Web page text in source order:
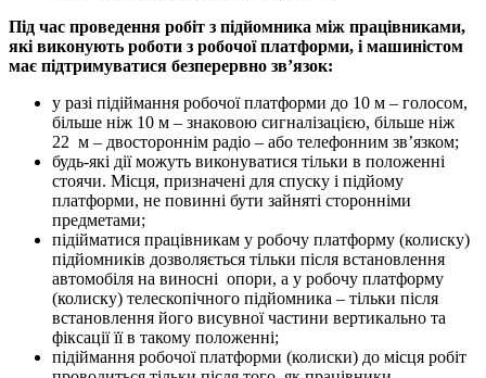
Під час проведення робіт з підйомника між працівниками,
які виконують роботи з робочої платформи, і машиністом
має підтримуватися безперервно зв’язок:
у разі підіймання робочої платформи до 10 м – голосом,
більше ніж 10 м – знаковою сигналізацією, більше ніж
22 м – двостороннім радіо – або телефонним зв’язком;
будь-які дії можуть виконуватися тільки в положенні
стоячи. Місця, призначені для спуску і підйому
платформи, не повинні бути зайняті сторонніми
предметами;
підійматися працівникам у робочу платформу (колиску)
підйомників дозволяється тільки після встановлення
автомобіля на виносні опори, а у робочу платформу
(колиску) телескопічного підйомника – тільки після
встановлення його висувної частини вертикально та
фіксації її в такому положенні;
підіймання робочої платформи (колиски) до місця робіт